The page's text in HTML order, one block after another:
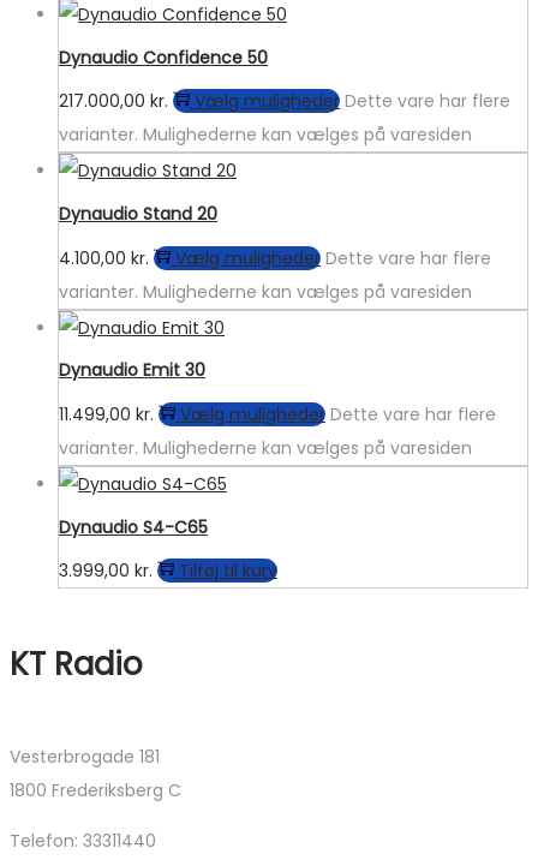
Dynaudio Confidence 50
217.000,00 kr. Vælg muligheder Dette vare har flere
varianter. Mulighederne kan vælges på varesiden
Dynaudio Stand 20
4.100,00 kr. Vælg muligheder Dette vare har flere
varianter. Mulighederne kan vælges på varesiden
Dynaudio Emit 30
11.499,00 kr. Vælg muligheder Dette vare har flere
varianter. Mulighederne kan vælges på varesiden
Dynaudio S4-C65
3.999,00 kr. Tilføj til kurv
KT Radio
Vesterbrogade 181
1800 Frederiksberg C
Telefon: 33311440